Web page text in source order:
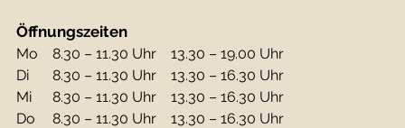
Öffnungszeiten
Mo 8.30 – 11.30 Uhr
13.30 – 19.00 Uhr
Di
8.30 – 11.30 Uhr
13.30 – 16.30 Uhr
Mi
8.30 – 11.30 Uhr
13.30 – 16.30 Uhr
Do
8.30 – 11.30 Uhr
13.30 – 16.30 Uhr